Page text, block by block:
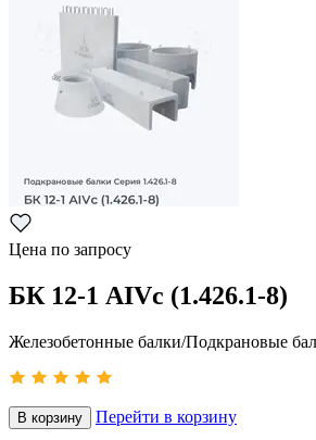
Цена по запросу
БК 12-1 АIVс (1.426.1-8)
Железобетонные балки/Подкрановые
В корзину Перейти в корзину